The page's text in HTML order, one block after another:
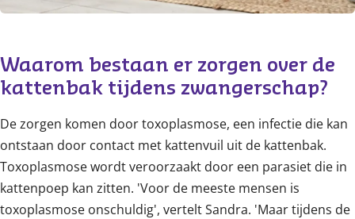
Waarom bestaan er zorgen over de
kattenbak tijdens zwangerschap?
De zorgen komen door toxoplasmose, een infectie die kan
ontstaan door contact met kattenvuil uit de kattenbak.
Toxoplasmose wordt veroorzaakt door een parasiet die in
kattenpoep kan zitten. 'Voor de meeste mensen is
toxoplasmose onschuldig', vertelt Sandra. 'Maar tijdens de